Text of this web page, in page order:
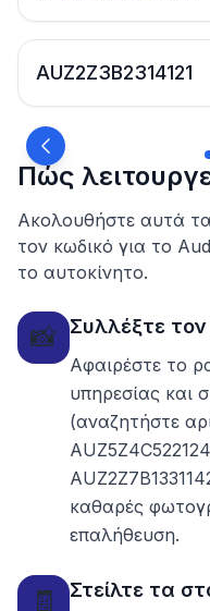
AUZ2Z3B2314121
Πώς
Ακολουθήστε αυτά
τον κωδικό για το
το αυτοκίνητο.
📸 Συλλέξτε τον
Αφαιρέστε το
υπηρεσίας και
(αναζητήστε
καθαρές
επαλήθευση.
🧾
Στείλτε τα